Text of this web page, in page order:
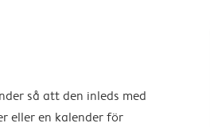
så att den inleds med
eller en kalender för